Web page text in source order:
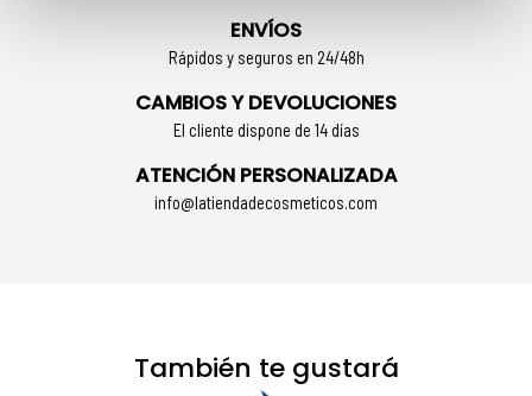
ENVÍOS
Rápidos y seguros en 24/48h
CAMBIOS Y DEVOLUCIONES
El cliente dispone de 14 días
ATENCIÓN PERSONALIZADA
info@latiendadecosmeticos.com
También te gustará